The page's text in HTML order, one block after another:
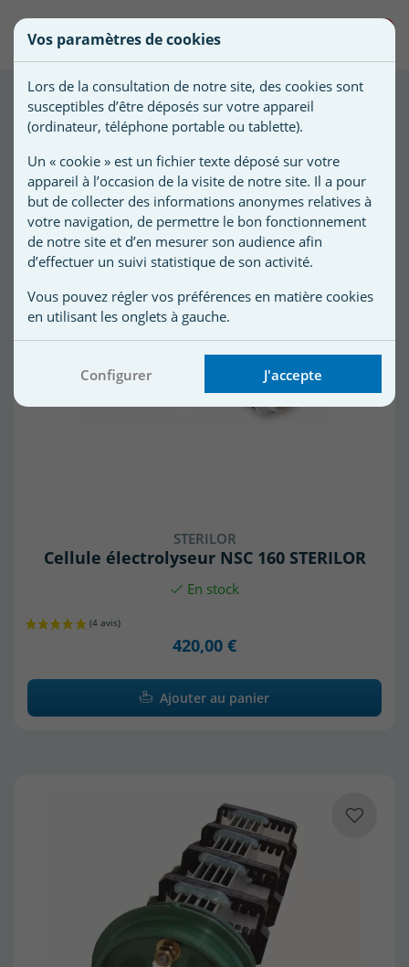
Affiner votre
recherche
52produit(s) trié(s) par :
Meilleures ventes
STERILOR
Cellule électrolyseur NSC 160 STERILOR
En stock
420,00 €
Ajouter au panier
Créer une nouvelle liste
une
liste
Nom de
d'envies
((confirmMessage))
Vous
devez
être
connecté
pour
ajouter
des
produits
à
votre
liste
d'envies.
Vos paramètres de cookies
Lors de la consultation de notre site, des cookies sont
susceptibles d’être déposés sur votre appareil
(ordinateur, téléphone portable ou tablette).
Un « cookie » est un fichier texte déposé sur votre
appareil à l’occasion de la visite de notre site. Il a pour
but de collecter des informations anonymes relatives à
votre navigation, de permettre le bon fonctionnement
de notre site et d’en mesurer son audience afin
d’effectuer un suivi statistique de son activité.
Vous pouvez régler vos préférences en matière cookies
en utilisant les onglets à gauche.
Configurer J'accepte